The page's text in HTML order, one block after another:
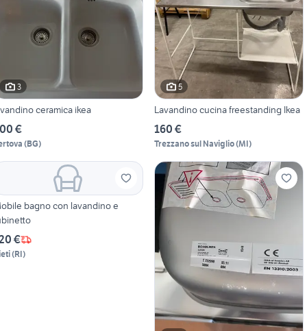
3
lavandino ceramica ikea
€
(BG)
5
Lavandino cucina freestanding Ikea
160 €
Trezzano sul Naviglio(MI)
bagno con lavandino e
€
(RI)